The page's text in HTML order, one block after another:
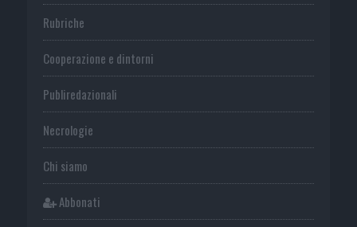
Rubriche
Cooperazione e dintorni
Publiredazionali
Necrologie
Chi siamo
Abbonati